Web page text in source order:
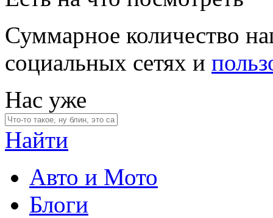
Суммарное количество
социальных сетях и
Нас уже
Найти
Авто и Мото
Блоги